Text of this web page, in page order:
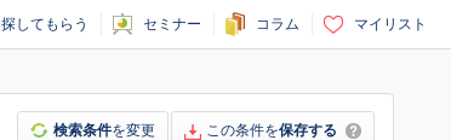
探してもらう セミナー コラム マイリスト
検索条件を変更 この条件を保存する